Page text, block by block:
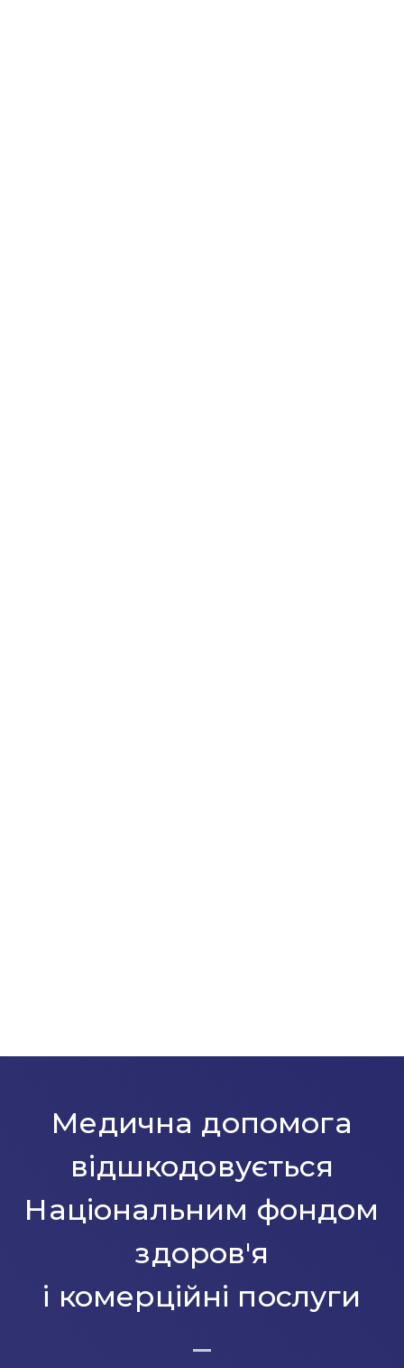
Медична допомога
відшкодовується
Національним фондом
здоров'я
і комерційні послуги